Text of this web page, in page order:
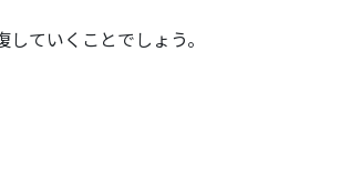
ていくことでしょう。